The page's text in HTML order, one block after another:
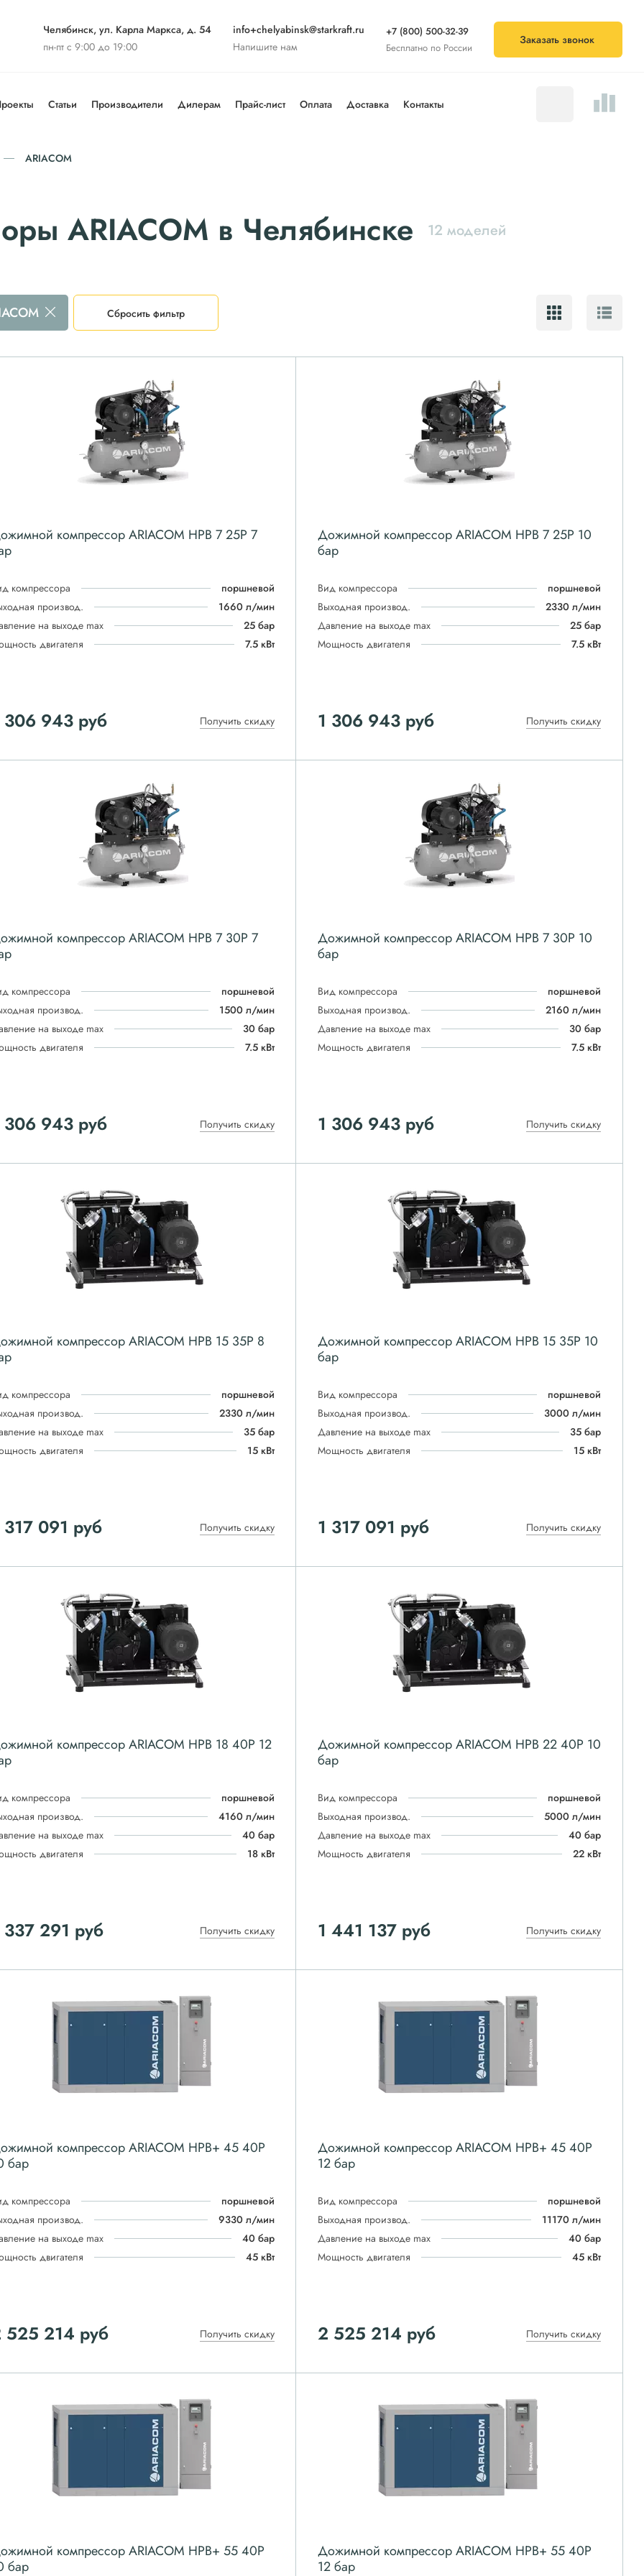
Челябинск, ул. Карла Маркса, д. 54
пн-пт с 9:00 до 19:00
info+chelyabinsk@starkraft.ru
Напишите нам
+7 (800) 500-32-39
Бесплатно по России
Заказать звонок
Статьи Производители Дилерам Прайс-лист Оплата Доставка Контакты
ARIACOM
ARIACOM в Челябинске 12 моделей
Сбросить фильтр
компрессор ARIACOM HPB 7 25P 7
компрессора
поршневой
производ.
1660 л/мин
на выходе max
25 бар
двигателя
7.5 кВт
306 943 руб Получить скидку
Дожимной компрессор ARIACOM HPB 7 25P 10
бар
Вид компрессора
поршневой
Выходная производ.
2330 л/мин
Давление на выходе max
25 бар
Мощность двигателя
7.5 кВт
1 306 943руб Получить скидку
компрессор ARIACOM HPB 7 30P 7
компрессора
поршневой
производ.
1500 л/мин
на выходе max
30 бар
двигателя
7.5 кВт
306 943 руб Получить скидку
Дожимной компрессор ARIACOM HPB 7 30P 10
бар
Вид компрессора
поршневой
Выходная производ.
2160 л/мин
Давление на выходе max
30 бар
Мощность двигателя
7.5 кВт
1 306 943руб Получить скидку
компрессор ARIACOM HPB 15 35P 8
компрессора
поршневой
производ.
2330 л/мин
на выходе max
35 бар
двигателя
15 кВт
317 091 руб Получить скидку
Дожимной компрессор ARIACOM HPB 15 35P 10
бар
Вид компрессора
поршневой
Выходная производ.
3000 л/мин
Давление на выходе max
35 бар
Мощность двигателя
15 кВт
1 317 091 руб Получить скидку
компрессор ARIACOM HPB 18 40P 12
компрессора
поршневой
производ.
4160 л/мин
на выходе max
40 бар
двигателя
18 кВт
337 291 руб Получить скидку
Дожимной компрессор ARIACOM HPB 22 40P 10
бар
Вид компрессора
поршневой
Выходная производ.
5000 л/мин
Давление на выходе max
40 бар
Мощность двигателя
22 кВт
1 441 137руб Получить скидку
компрессор ARIACOM HPB+ 45 40P
бар
компрессора
поршневой
производ.
9330 л/мин
на выходе max
40 бар
двигателя
45 кВт
525 214 руб Получить скидку
Дожимной компрессор ARIACOM HPB+ 45 40P
12 бар
Вид компрессора
поршневой
Выходная производ.
11170 л/мин
Давление на выходе max
40 бар
Мощность двигателя
45 кВт
2 525 214 руб Получить скидку
компрессор ARIACOM HPB+ 55 40P
бар
Дожимной компрессор ARIACOM HPB+ 55 40P
12 бар